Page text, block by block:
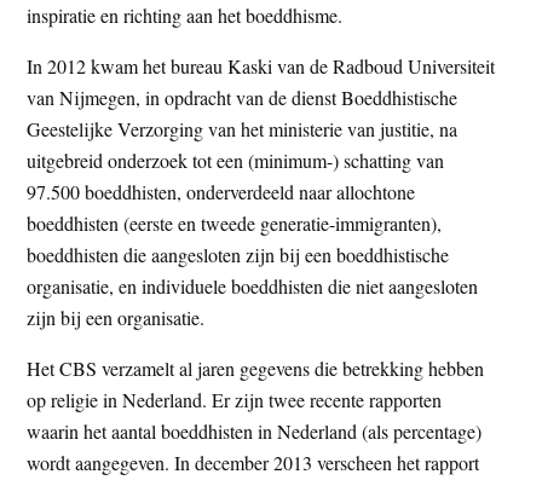
inspiratie en richting aan het boeddhisme.
In 2012 kwam het bureau Kaski van de Radboud Universiteit
van Nijmegen, in opdracht van de dienst Boeddhistische
Geestelijke Verzorging van het ministerie van justitie, na
uitgebreid onderzoek tot een (minimum-) schatting van
97.500 boeddhisten, onderverdeeld naar allochtone
boeddhisten (eerste en tweede generatie-immigranten),
boeddhisten die aangesloten zijn bij een boeddhistische
organisatie, en individuele boeddhisten die niet aangesloten
zijn bij een organisatie.
Het CBS verzamelt al jaren gegevens die betrekking hebben
op religie in Nederland. Er zijn twee recente rapporten
waarin het aantal boeddhisten in Nederland (als percentage)
wordt aangegeven. In december 2013 verscheen het rapport